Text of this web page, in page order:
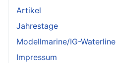
Artikel
Jahrestage
Modellmarine/IG-Waterline
Impressum